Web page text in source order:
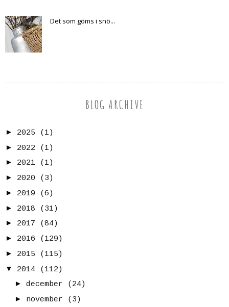
Det som göms i snö...
BLOG ARCHIVE
► 2025
(1)
► 2022
(1)
► 2021
(1)
► 2020
(3)
► 2019
(6)
► 2018
(31)
► 2017
(84)
► 2016
(129)
► 2015
(115)
▼
2014
(112)
► december
(24)
► november
(3)